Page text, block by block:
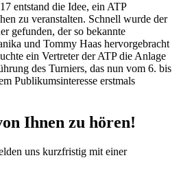
entstand die Idee, ein ATP
zu veranstalten. Schnell wurde der
gefunden, der so bekannte
und Tommy Haas hervorgebracht
ein Vertreter der ATP die Anlage
des Turniers, das nun vom 6. bis
Publikumsinteresse erstmals
Ihnen zu hören!
uns kurzfristig mit einer